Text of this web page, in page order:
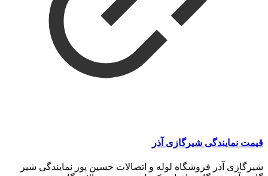
قیمت نمایندگی شیرگازی آذر
شیرگازی آذر فروشگاه لوله و اتصالات حسین پور نمایندگی شیر